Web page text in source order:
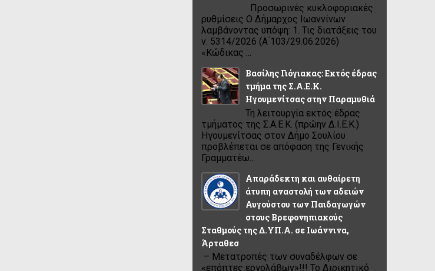
Προσωρινές κυκλοφοριακές
ρυθμίσεις Ο Δήμαρχος Ιωαννίνων
λαμβάνοντας υπόψη: 1. Τις διατάξεις του
ν. 5314/2026 (Α ́103/29.06.2026)
«Κώδικας ...
Βασίλης Γιόγιακας: Εκτός έδρας
τμήμα της Σ.Α.Ε.Κ.
Ηγουμενίτσας στην Παραμυθιά
Τη λειτουργία εκτός έδρας
τμήματος της Σ.Α.Ε.Κ. (πρώην Δ.Ι.Ε.Κ.)
Ηγουμενίτσας στον Δήμο Σουλίου
προβλέπεται σε απόφαση της Γενικής
Γραμματέω...
Απαράδεκτη και αυθαίρετη
άτυπη αναστολή των αδειών
Αυγούστου των Παιδαγωγών
στους Βρεφονηπιακούς
Σταθμούς της Δ.ΥΠ.Α. σε Ιωάννινα,
Άρταθεσ
– Μετατροπές των συναδέλφων σε
«επόπτες εργολάβων»!!! Το Διοικητικό